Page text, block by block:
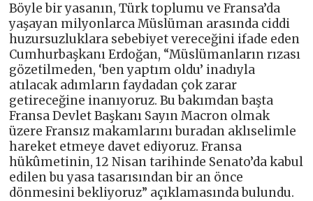
Böyle bir yasanın, Türk toplumu ve Fransa’da
yaşayan milyonlarca Müslüman arasında ciddi
huzursuzluklara sebebiyet vereceğini ifade eden
Cumhurbaşkanı Erdoğan, “Müslümanların rızası
gözetilmeden, ‘ben yaptım oldu’ inadıyla
atılacak adımların faydadan çok zarar
getireceğine inanıyoruz. Bu bakımdan başta
Fransa Devlet Başkanı Sayın Macron olmak
üzere Fransız makamlarını buradan aklıselimle
hareket etmeye davet ediyoruz. Fransa
hükûmetinin, 12 Nisan tarihinde Senato’da kabul
edilen bu yasa tasarısından bir an önce
dönmesini bekliyoruz” açıklamasında bulundu.